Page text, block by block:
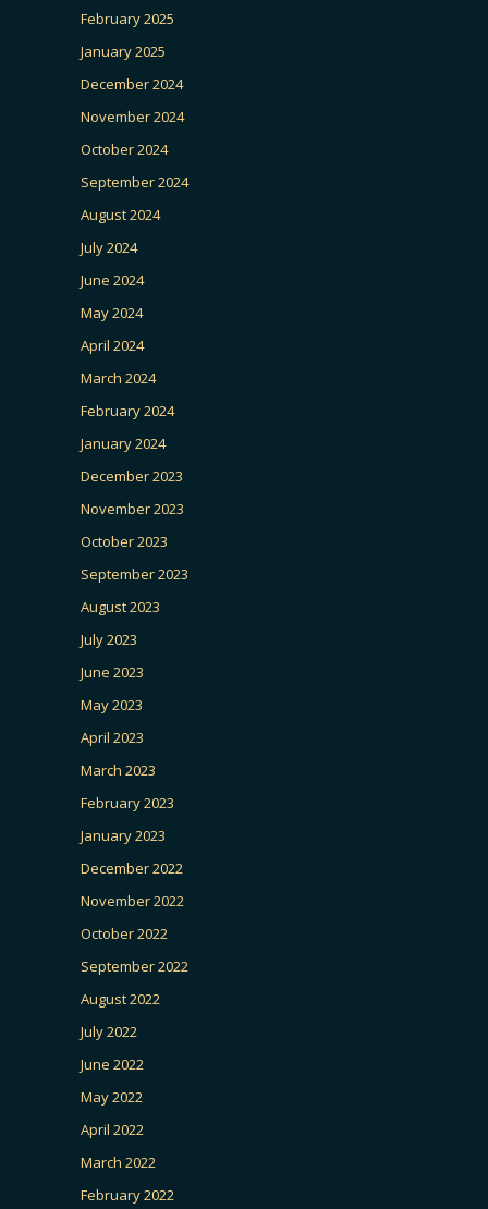
February 2025
January 2025
December 2024
November 2024
October 2024
September 2024
August 2024
July 2024
June 2024
May 2024
April 2024
March 2024
February 2024
January 2024
December 2023
November 2023
October 2023
September 2023
August 2023
July 2023
June 2023
May 2023
April 2023
March 2023
February 2023
January 2023
December 2022
November 2022
October 2022
September 2022
August 2022
July 2022
June 2022
May 2022
April 2022
March 2022
February 2022